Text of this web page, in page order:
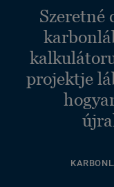
Szeretné
projektje